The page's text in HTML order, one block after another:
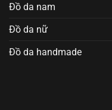
Đồ da nam
Đồ da nữ
Đồ da handmade